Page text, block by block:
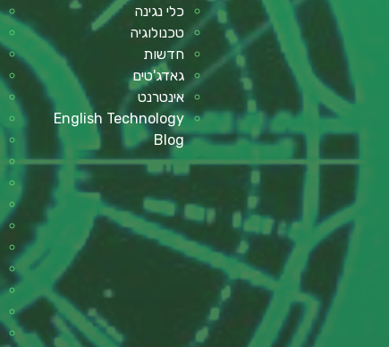
כלי נגינה
טכנולוגיה
חדשות
גאדג'טים
אינטרנט
English Technology
Blog